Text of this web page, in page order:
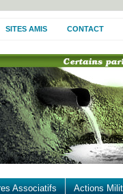
SITES AMIS CONTACT
Associatifs Actions